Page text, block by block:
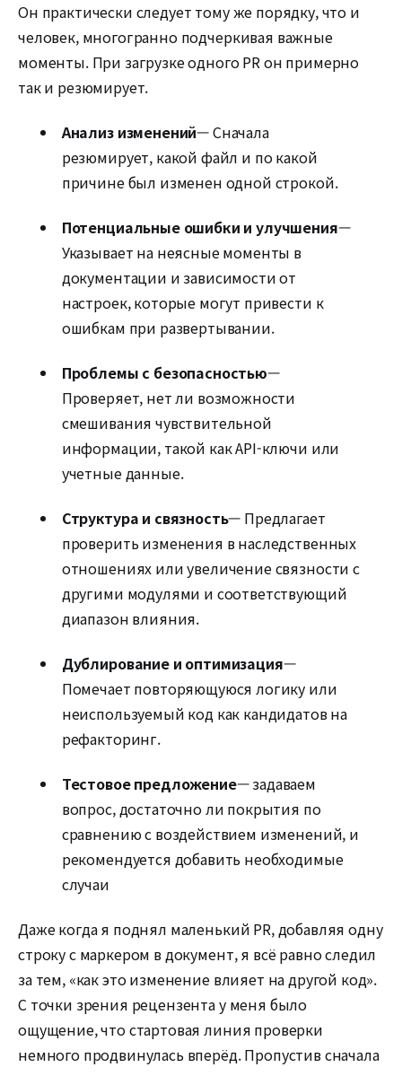
Он практически следует тому же порядку, что и
человек, многогранно подчеркивая важные
моменты. При загрузке одного PR он примерно
так и резюмирует.
Анализ изменений— Сначала
резюмирует, какой файл и по какой
причине был изменен одной строкой.
Потенциальные ошибки и улучшения—
Указывает на неясные моменты в
документации и зависимости от
настроек, которые могут привести к
ошибкам при развертывании.
Проблемы с безопасностью—
Проверяет, нет ли возможности
смешивания чувствительной
информации, такой как API-ключи или
учетные данные.
Структура и связность— Предлагает
проверить изменения в наследственных
отношениях или увеличение связности с
другими модулями и соответствующий
диапазон влияния.
Дублирование и оптимизация—
Помечает повторяющуюся логику или
неиспользуемый код как кандидатов на
рефакторинг.
Тестовое предложение— задаваем
вопрос, достаточно ли покрытия по
сравнению с воздействием изменений, и
рекомендуется добавить необходимые
случаи
Даже когда я поднял маленький PR, добавляя одну
строку с маркером в документ, я всё равно следил
за тем, «как это изменение влияет на другой код».
С точки зрения рецензента у меня было
ощущение, что стартовая линия проверки
немного продвинулась вперёд. Пропустив сначала